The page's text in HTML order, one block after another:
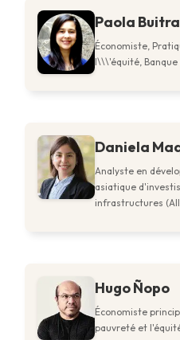
Paola
Économiste,
l\\\'équité, Banque
Daniela
Analyste en
asiatique
infrastructures
Hugo Ñopo
Économiste
pauvreté et